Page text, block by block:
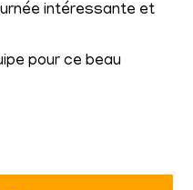
intéressante et
pour ce beau